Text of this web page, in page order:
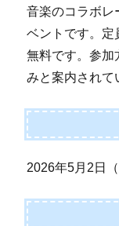
音楽のコラボレ
ベントです。定
無料です。参加
みと案内されて
2026年5月2日（